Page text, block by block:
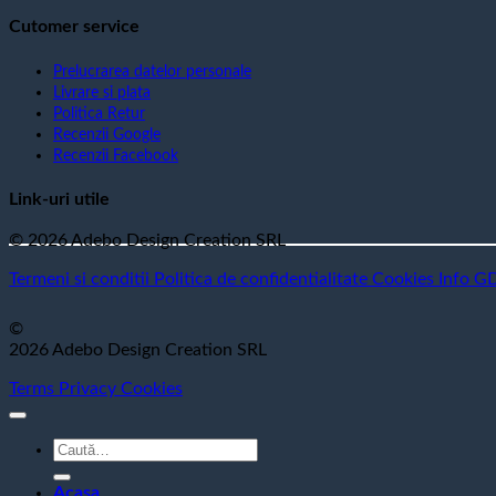
Cutomer service
Prelucrarea datelor personale
Livrare si plata
Politica Retur
Recenzii Google
Recenzii Facebook
Link-uri utile
© 2026 Adebo Design Creation SRL
Termeni si conditii Politica de confidentialitate Cookies Info
©
2026 Adebo Design Creation SRL
Terms Privacy Cookies
Caută
după:
Acasa